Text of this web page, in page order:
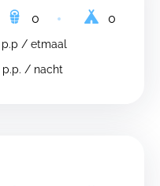
0
0
p.p / etmaal
p.p. / nacht